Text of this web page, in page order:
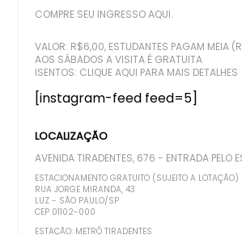
COMPRE SEU INGRESSO AQUI.
VALOR: R$6,00, ESTUDANTES PAGAM MEIA
AOS SÁBADOS A VISITA É GRATUITA
ISENTOS: CLIQUE AQUI PARA MAIS DETALHES
[instagram-feed feed=5]
LOCALIZAÇÃO
AVENIDA TIRADENTES, 676 - ENTRADA PELO
ESTACIONAMENTO GRATUITO (SUJEITO A LOTAÇÃO)
RUA JORGE MIRANDA, 43
LUZ - SÃO PAULO/SP
CEP 01102-000
ESTAÇÃO: METRÔ TIRADENTES